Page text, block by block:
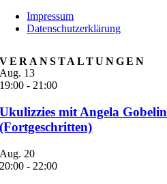
Impressum
Datenschutzerklärung
VERANSTALTUNGEN
Aug. 13
19:00 - 21:00
Ukulizzies mit Angela Gobelin
(Fortgeschritten)
Aug. 20
20:00 - 22:00